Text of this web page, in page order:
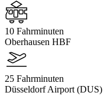
10 Fahrminuten
Oberhausen HBF
25 Fahrminuten
Düsseldorf Airport (DUS)